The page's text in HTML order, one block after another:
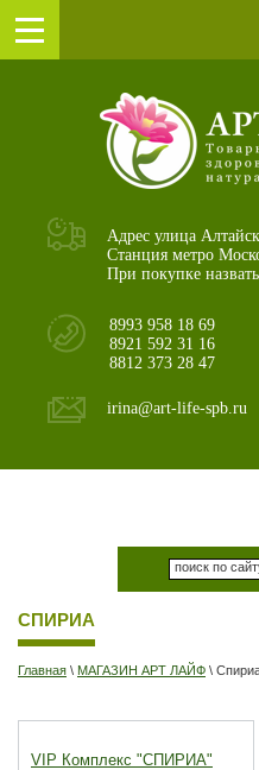
Адрес улица
Станция метро
При покупке
8993 958 18 69
8921 592 31 16
8812 373 28 47
irina@art-life-spb.ru
СПИРИА
Главная \ МАГАЗИН АРТ ЛАЙФ \
VIP Комплекс "СПИРИА"